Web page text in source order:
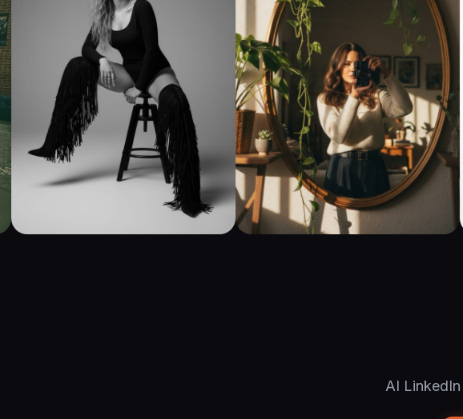
AI LinkedIn